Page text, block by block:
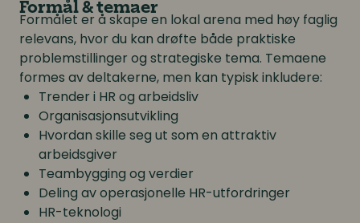
Formål & temaer
Formålet er å skape en lokal arena med høy faglig
relevans, hvor du kan drøfte både praktiske
problemstillinger og strategiske tema. Temaene
formes av deltakerne, men kan typisk inkludere:
Trender i HR og arbeidsliv
Organisasjonsutvikling
Hvordan skille seg ut som en attraktiv
arbeidsgiver
Teambygging og verdier
Deling av operasjonelle HR-utfordringer
HR-teknologi